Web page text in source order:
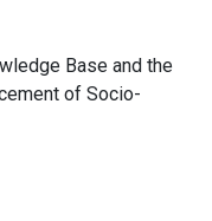
Base and the
of Socio-